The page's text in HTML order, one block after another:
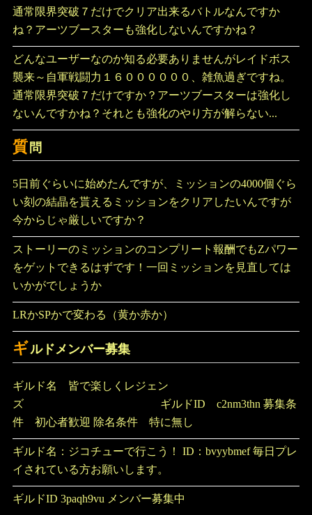
通常限界突破７だけでクリア出来るバトルなんですか
ね？アーツブースターも強化しないんですかね？
どんなユーザーなのか知る必要ありませんがレイドボス
襲来～自軍戦闘力１６００００００、雑魚過ぎですね。
通常限界突破７だけですか？アーツブースターは強化し
ないんですかね？それとも強化のやり方が解らない...
質 問
5日前ぐらいに始めたんですが、ミッションの4000個ぐら
い刻の結晶を貰えるミッションをクリアしたいんですが
今からじゃ厳しいですか？
ストーリーのミッションのコンプリート報酬でもZパワー
をゲットできるはずです！一回ミッションを見直しては
いかがでしょうか
LRかSPかで変わる（黄か赤か）
ギルドメンバー募集
ギルド名 皆で楽しくレジェン
ズ ギルドID c2nm3thn 募集条
件 初心者歓迎 除名条件 特に無し
ギルド名：ジコチューで行こう！ ID：bvyybmef 毎日プレ
イされている方お願いします。
ギルドID 3paqh9vu メンバー募集中